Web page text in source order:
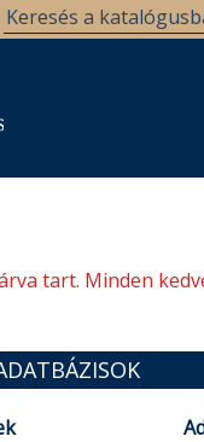
tart. Minden